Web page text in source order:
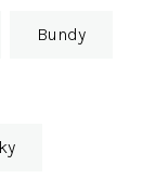
Bundy